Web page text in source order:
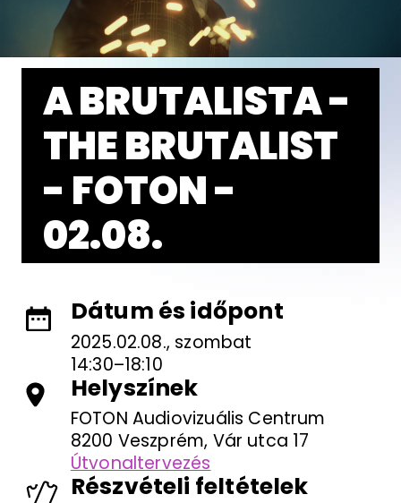
A BRUTALISTA -
THE BRUTALIST
- FOTON -
02.08.
Dátum és időpont
2025.02.08., szombat
14:30–18:10
Helyszínek
FOTON Audiovizuális Centrum
8200 Veszprém, Vár utca 17
Útvonaltervezés
Részvételi feltételek